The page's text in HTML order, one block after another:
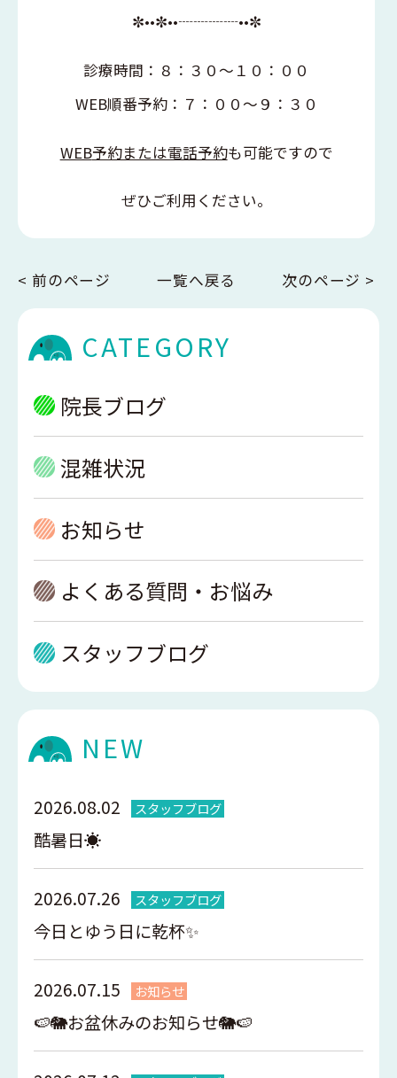
✼••✼••┈┈┈┈••✼
診療時間：８：３０～１０：００
WEB順番予約：７：００～９：３０
WEB予約または電話予約も可能ですので
ぜひご利用ください。
< 前のページ 一覧へ戻る 次のページ >
CATEGORY
院長ブログ
混雑状況
お知らせ
よくある質問・お悩み
スタッフブログ
NEW
2026.08.02 スタッフブログ
酷暑日☀️
2026.07.26 スタッフブログ
今日とゆう日に乾杯✨
2026.07.15 お知らせ
🍉🐘お盆休みのお知らせ🐘🍉